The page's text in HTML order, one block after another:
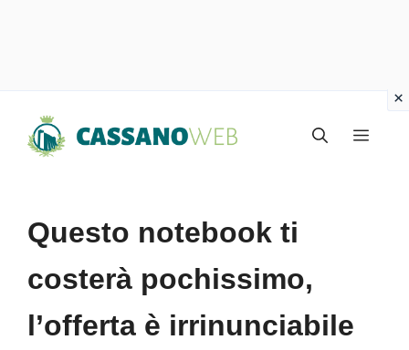
Menu
Questo notebook ti
costerà pochissimo,
l’offerta è irrinunciabile